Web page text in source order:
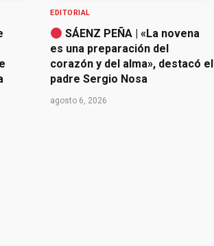
EDITORIAL
SÁENZ PEÑA | «La novena
es una preparación del
corazón y del alma», destacó el
padre Sergio Nosa
agosto 6, 2026